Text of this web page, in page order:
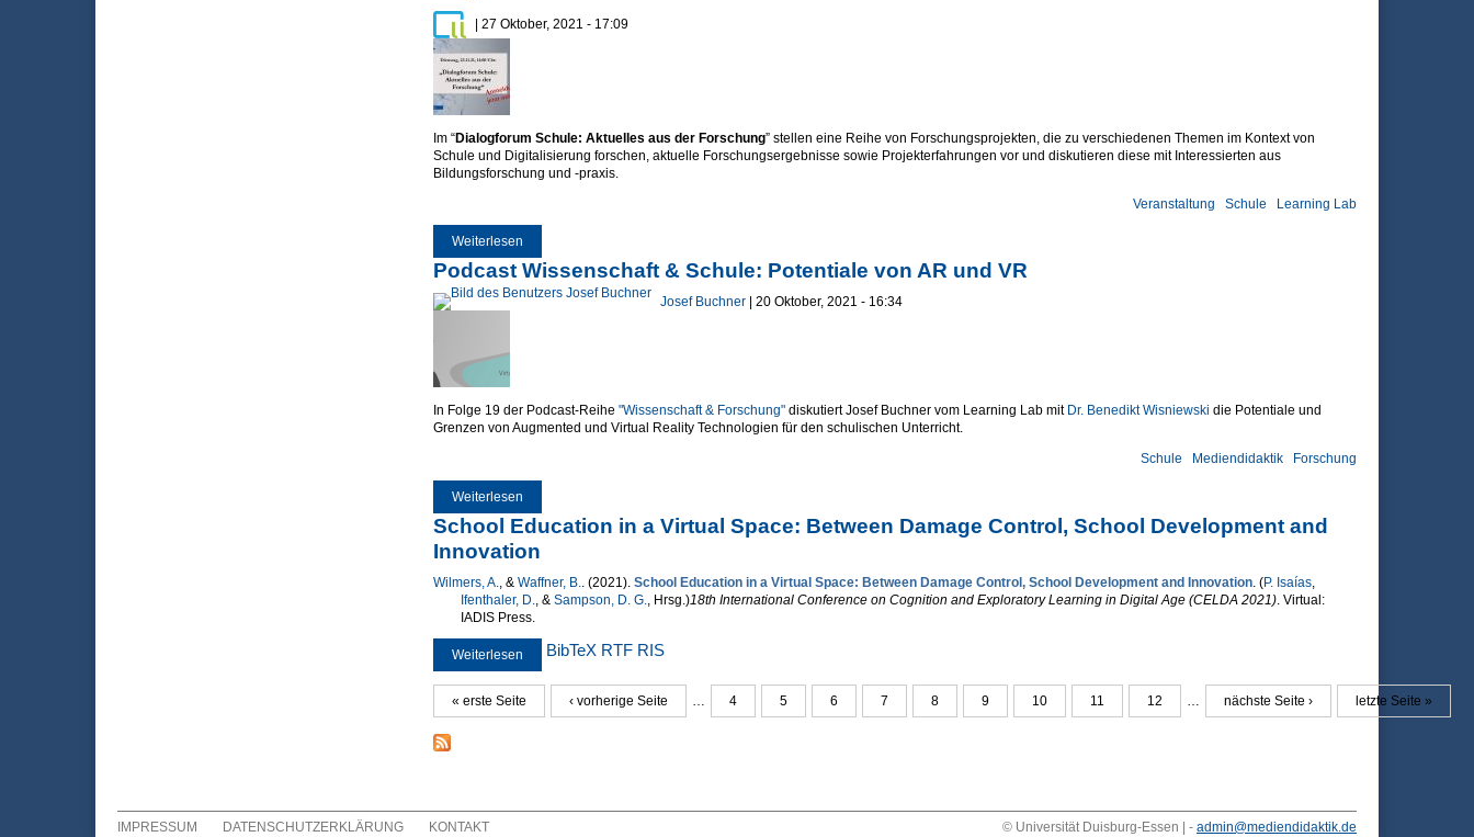
| 27 Oktober, 2021 - 17:09
Im “Dialogforum Schule: Aktuelles aus der Forschung” stellen eine Reihe von Forschungsprojekten, die zu verschiedenen Themen im Kontext von
Schule und Digitalisierung forschen, aktuelle Forschungsergebnisse sowie Projekterfahrungen vor und diskutieren diese mit Interessierten aus
Bildungsforschung und -praxis.
Learning Lab
Schule
Veranstaltung
Weiterlesen
Podcast Wissenschaft & Schule: Potentiale von AR und VR
Josef Buchner| 20 Oktober, 2021 - 16:34
In Folge 19 der Podcast-Reihe "Wissenschaft & Forschung"diskutiert Josef Buchner vom Learning Lab mit Dr. Benedikt Wisniewski die Potentiale und
Grenzen von Augmented und Virtual Reality Technologien für den schulischen Unterricht.
Forschung
Mediendidaktik
Schule
Weiterlesen
School Education in a Virtual Space: Between Damage Control, School Development and
Innovation
Wilmers, A., & Waffner, B.. (2021). School Education in a Virtual Space: Between Damage Control, School Development and Innovation. (P. Isaías,
Ifenthaler, D., & Sampson, D. G., Hrsg.)18th International Conference on Cognition and Exploratory Learning in Digital Age (CELDA 2021). Virtual:
IADIS Press.
Weiterlesen über School Education in a Virtual Space: Between Damage Control, School Development and Innovation
BibTeX RTF RIS
Seiten
« erste Seite ‹ vorherige Seite … 4 5 6 7 8 9 10 11 12 … nächste Seite › letzte Seite »
IMPRESSUM DATENSCHUTZERKLÄRUNG KONTAKT © Universität Duisburg-Essen | - admin@mediendidaktik.de